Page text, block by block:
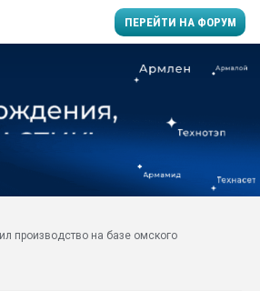
ПЕРЕЙТИ НА ФОРУМ
пластмасс
ситуацией на
производство на базе омского